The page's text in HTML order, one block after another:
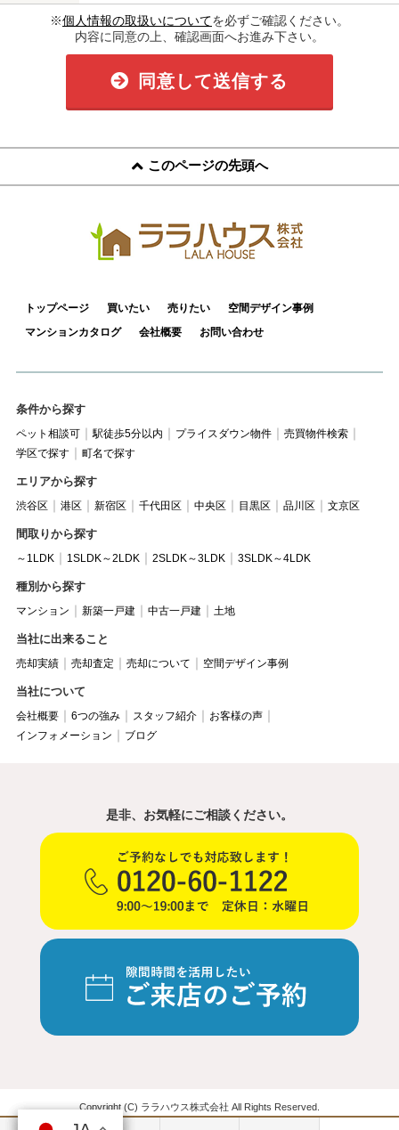
※個人情報の取扱いについてを必ずご確認ください。
内容に同意の上、確認画面へお進み下さい。
同意して送信する
このページの先頭へ
トップページ 買いたい 売りたい
空間デザイン事例
マンションカタログ
会社概要 お問い合わせ
条件から探す
ペット相談可 駅徒歩5分以内 プライスダウン物件
売買物件検索
学区で探す
町名で探す
エリアから探す
渋谷区 港区 新宿区 千代田区 中央区 目黒区 品川区 文京区
間取りから探す
～1LDK 1SLDK～2LDK 2SLDK～3LDK 3SLDK～4LDK
種別から探す
マンション 新築一戸建 中古一戸建 土地
当社に出来ること
売却実績 売却査定 売却について 空間デザイン事例
当社について
会社概要 6つの強み スタッフ紹介
お客様の声
インフォメーション
ブログ
是非、お気軽にご相談ください。
Copyright (C) ララハウス株式会社 All Rights Reserved.